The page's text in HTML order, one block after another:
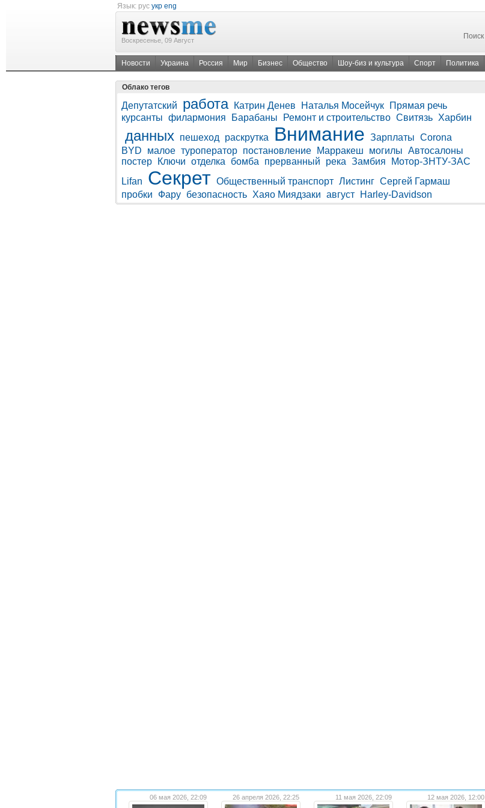
Язык: рус укр eng
Воскресенье, 09 Август Поиск
Новости Украина Россия Мир Бизнес Общество Шоу-биз и культура Спорт Политика
Облако тегов
Депутатский работа Катрин Денев Наталья Мосейчук
Прямая речь
курсанты филармония Барабаны Ремонт и строительство Свитязь Харбин
данных пешеход раскрутка Внимание Зарплаты Corona
BYD
малое туроператор постановление Марракеш могилы Автосалоны
постер
Ключи отделка бомба прерванный река Замбия
Мотор-ЗНТУ-ЗАС
Lifan
Секрет Общественный транспорт Листинг Сергей Гармаш
пробки
Фару безопасность Хаяо Миядзаки август Harley-Davidson
06 мая 2026, 22:09 26 апреля 2026, 22:25 11 мая 2026, 22:09 12 мая 2026, 12:00